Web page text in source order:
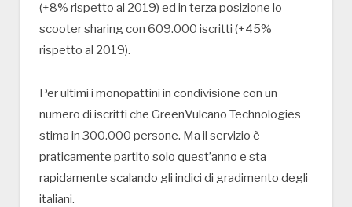
(+8% rispetto al 2019) ed in terza posizione lo
scooter sharing con 609.000 iscritti (+45%
rispetto al 2019).
Per ultimi i monopattini in condivisione con un
numero di iscritti che GreenVulcano Technologies
stima in 300.000 persone. Ma il servizio è
praticamente partito solo quest’anno e sta
rapidamente scalando gli indici di gradimento degli
italiani.